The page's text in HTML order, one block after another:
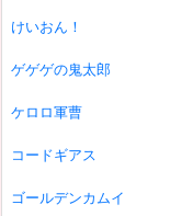
けいおん！
ゲゲゲの鬼太郎
ケロロ軍曹
コードギアス
ゴールデンカムイ